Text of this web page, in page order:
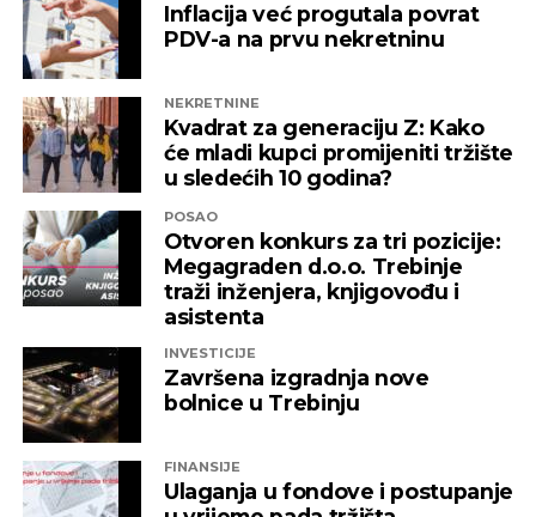
Inflacija već progutala povrat
PDV-a na prvu nekretninu
NEKRETNINE
Kvadrat za generaciju Z: Kako
će mladi kupci promijeniti tržište
u sledećih 10 godina?
POSAO
Otvoren konkurs za tri pozicije:
Megagraden d.o.o. Trebinje
traži inženjera, knjigovođu i
asistenta
INVESTICIJE
Završena izgradnja nove
bolnice u Trebinju
FINANSIJE
Ulaganja u fondove i postupanje